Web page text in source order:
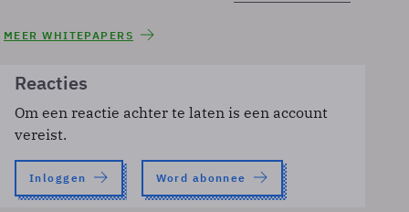
MEER WHITEPAPERS
Reacties
Om een reactie achter te laten is een account
vereist.
Inloggen Word abonnee